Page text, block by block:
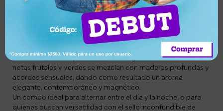
fusiona notas marinas y cítricas con acordes aromáticos y
amaderados, logrando un perfume limpio, refinado y
profundamente masculino.
Polo Black EDT es una fragancia amaderada, intensa y
seductora, creada para el hombre seguro de sí mismo. Sus
notas frutales y verdes se mezclan con maderas profundas y
acordes sensuales, dando como resultado un aroma
elegante, contemporáneo y magnético.
Un combo ideal para alternar entre el día y la noche, o para
quienes buscan versatilidad con el sello inconfundible de